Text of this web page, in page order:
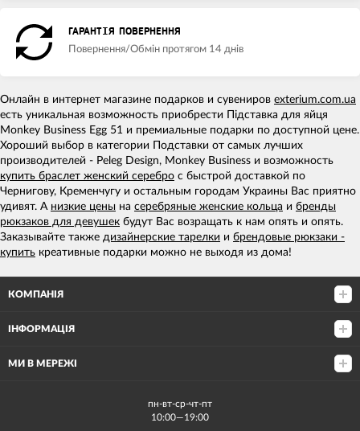
ГАРАНТІЯ ПОВЕРНЕННЯ
Повернення/Обмін протягом 14 днів
Онлайн в интернет магазине подарков и сувениров exterium.com.ua
есть уникальная возможность приобрести Підставка для яйця
Monkey Business Egg 51 и премиальные подарки по доступной цене.
Хороший выбор в категории Подставки от самых лучших
производителей - Peleg Design, Monkey Business и возможность
купить браслет женский серебро с быстрой доставкой по
Чернигову, Кременчугу и остальным городам Украины Вас приятно
удивят. А низкие цены на серебряные женские кольца и бренды
рюкзаков для девушек будут Вас возращать к нам опять и опять.
Заказывайте также дизайнерские тарелки и брендовые рюкзаки -
купить креативные подарки можно не выходя из дома!
КОМПАНІЯ
ІНФОРМАЦІЯ
МИ В МЕРЕЖІ
пн-вт-ср-чт-пт
10:00—19:00